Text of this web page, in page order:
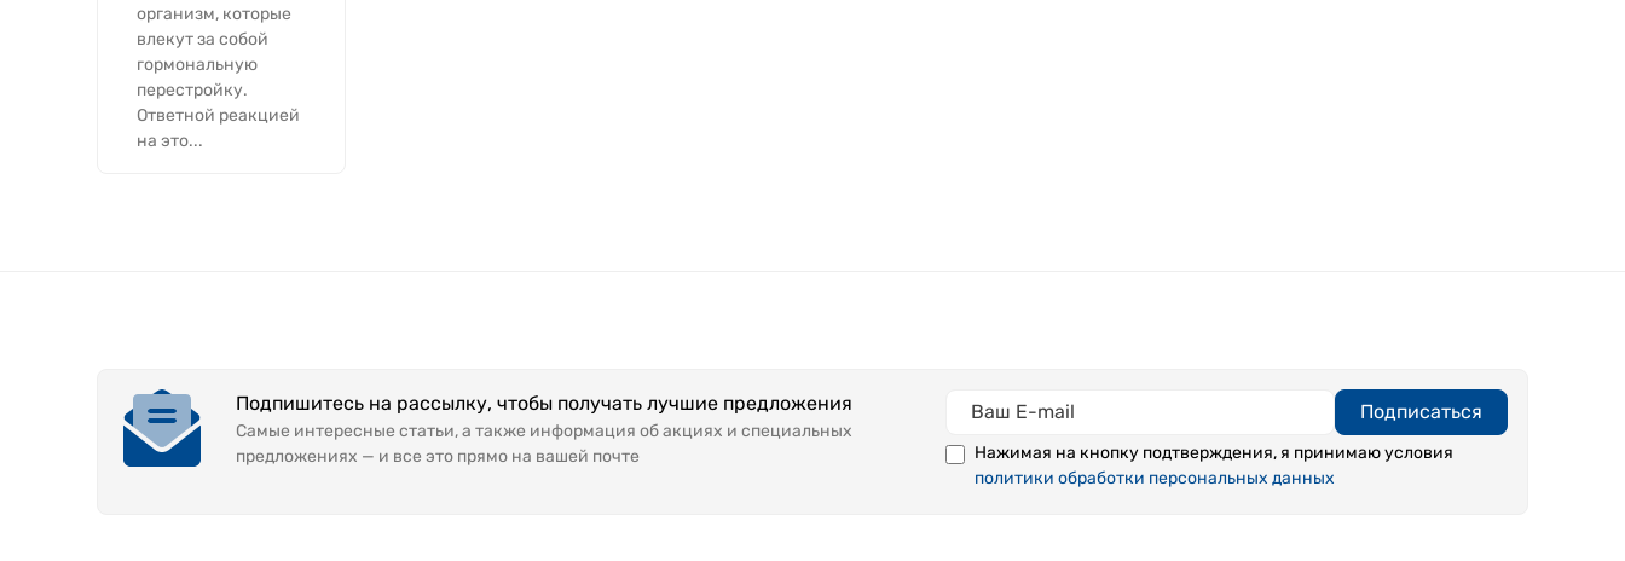
организм, которые
влекут за собой
гормональную
перестройку.
Ответной реакцией
на это...
Подпишитесь на рассылку, чтобы получать лучшие предложения
Самые интересные статьи, а также информация об акциях и специальных
предложениях — и все это прямо на вашей почте
Подписаться
Нажимая на кнопку подтверждения, я принимаю условия
политики обработки персональных данных